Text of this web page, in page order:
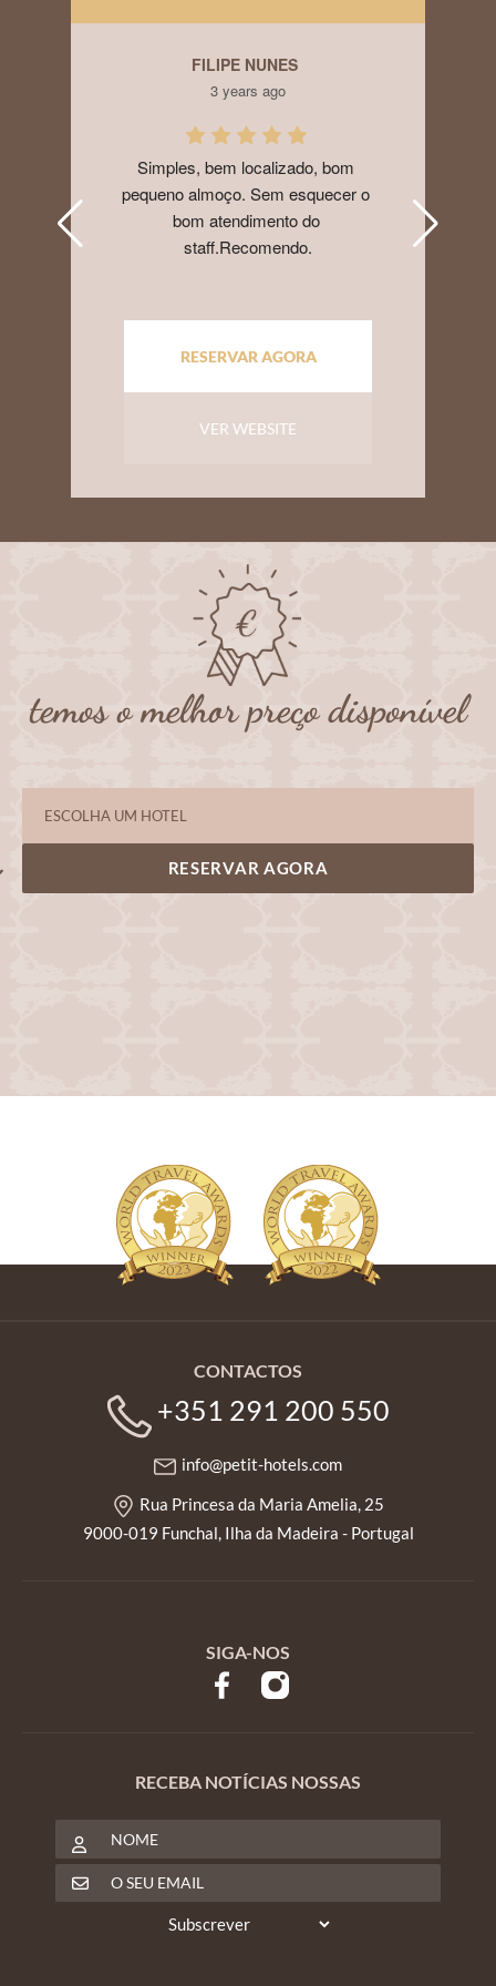
FILIPE NUNES
3 years ago
Simples, bem localizado, bom
pequeno almoço. Sem esquecer o
bom atendimento do
staff.Recomendo.
RESERVAR AGORA
VER WEBSITE
temos o melhor preço disponível
RESERVAR AGORA
CONTACTOS
+351 291 200 550
info@petit-hotels.com
Rua Princesa da Maria Amelia, 25
9000-019 Funchal, Ilha da Madeira - Portugal
SIGA-NOS
RECEBA NOTÍCIAS NOSSAS